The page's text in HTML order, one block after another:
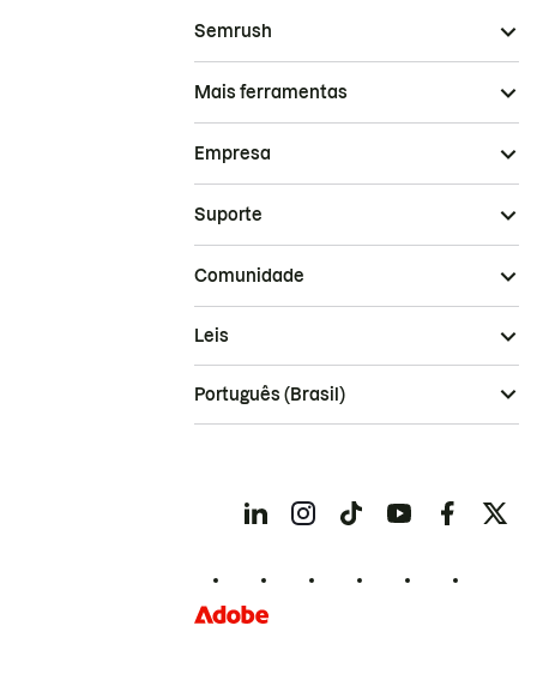
Semrush
Mais ferramentas
Empresa
Suporte
Comunidade
Leis
Português (Brasil)